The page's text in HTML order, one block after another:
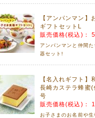
【BIT'Z】長袖Tシャツをアップしま
2017年08月08日
愛らしい馬のロディ。「抱きま
出産のお祝いに喜ばれます。
木の玩具、3種類 アップしまし
エド・インターの木の玩具 以下の理
手を動かすことで脳の発達を促します
天然木の優しい手触りが五感を発育さ
丈夫で長持ちするシンプルな形、物
【アンパンマン】
ギフトセットL
販売価格(税込)：
アンパンマンと仲間
器セット!
【名入れギフト】
長崎カステラ蜂蜜
号
販売価格(税込)：
お子さまのお名前や生